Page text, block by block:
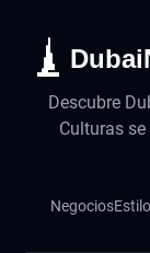
Descubre
Culturas
Negocios